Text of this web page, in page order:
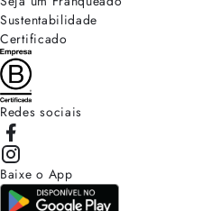
Sustentabilidade
Certificado
Redes sociais
Baixe o App